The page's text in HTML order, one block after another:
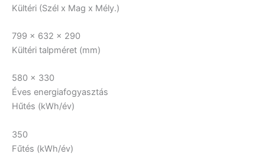
Kültéri (Szél x Mag x Mély.)
799 x 632 x 290
Kültéri talpméret (mm)
580 x 330
Éves energiafogyasztás
Hűtés (kWh/év)
350
Fűtés (kWh/év)